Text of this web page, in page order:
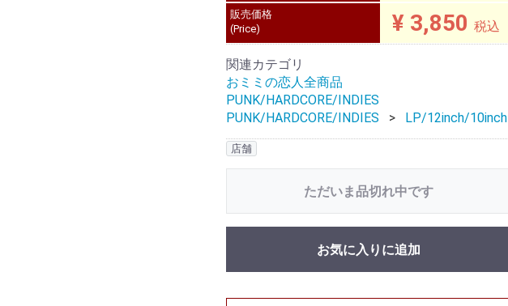
販売価格
(Price)
¥ 3,850 税込
関連カテゴリ
おミミの恋人全商品
PUNK/HARDCORE/INDIES
PUNK/HARDCORE/INDIES
LP/12inch/10inch
店舗
ただいま品切れ中です
お気に入りに追加